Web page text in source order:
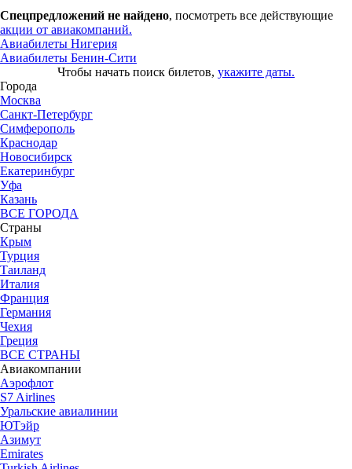
Спецпредложений не найдено, посмотреть все действующие
акции от авиакомпаний.
Авиабилеты Нигерия
Авиабилеты Бенин-Сити
Чтобы начать поиск билетов, укажите даты.
Города
Москва
Санкт-Петербург
Симферополь
Краснодар
Новосибирск
Екатеринбург
Уфа
Казань
ВСЕ ГОРОДА
Страны
Крым
Турция
Таиланд
Италия
Франция
Германия
Чехия
Греция
ВСЕ СТРАНЫ
Авиакомпании
Аэрофлот
S7 Airlines
Уральские авиалинии
ЮТэйр
Азимут
Emirates